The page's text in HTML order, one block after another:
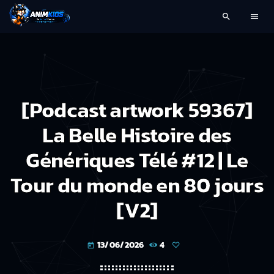
search menu
[Podcast artwork 59367]
La Belle Histoire des
Génériques Télé #12 | Le
Tour du monde en 80 jours
[V2]
today 13/06/2026 4